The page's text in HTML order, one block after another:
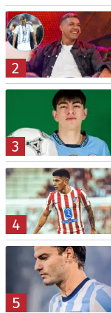
2
3
4
5